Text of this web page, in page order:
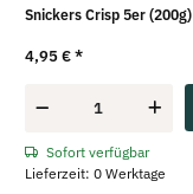
Snickers Crisp 5er (200g)
4,95 €*
Sofort verfügbar
Lieferzeit: 0 Werktage